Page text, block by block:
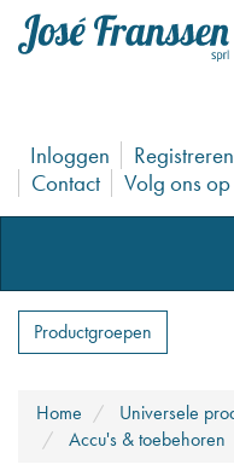
Inloggen Registreren
Contact
Volg ons op
Productgroepen
Home
Universele
Accu's & toebehoren